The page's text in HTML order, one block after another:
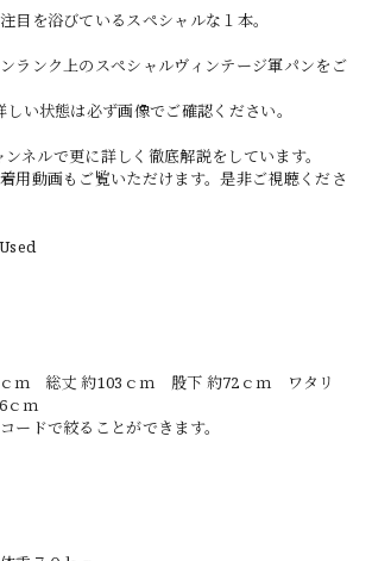
目を浴びているスペシャルな１本。
ランク上のスペシャルヴィンテージ軍パンをご
い状態は必ず画像でご確認ください。
ネルで更に詳しく徹底解説をしています。
用動画もご覧いただけます。是非ご視聴くださ
ｃｍ 総丈 約103ｃｍ 股下 約72ｃｍ ワタリ
ｍ
ードで絞ることができます。